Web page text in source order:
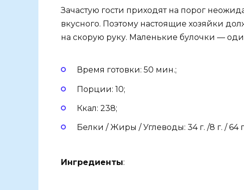
Зачастую гости приходят на порог
вкусного. Поэтому настоящие хозяйки
на скорую руку. Маленькие булочки —
Время готовки: 50 мин.;
Порции: 10;
Ккал: 238;
Белки / Жиры / Углеводы: 34 г. /8 г. / 64
Ингредиенты: